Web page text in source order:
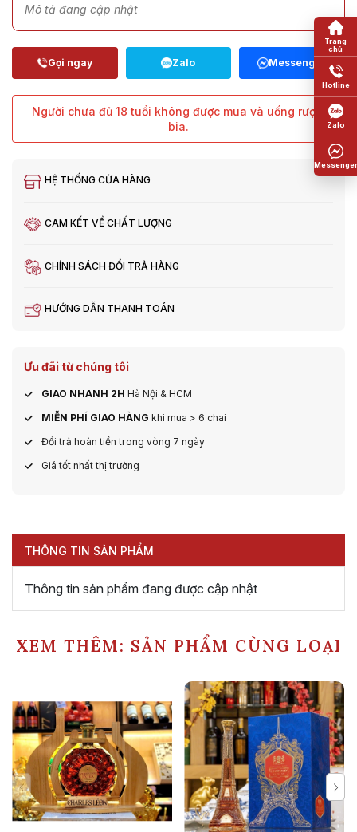
Mô tả đang cập nhật
Người chưa đủ 18 tuổi không được mua và uống rượu,
bia.
HỆ THỐNG CỬA HÀNG
CAM KẾT VỀ CHẤT LƯỢNG
CHÍNH SÁCH ĐỔI TRẢ HÀNG
HƯỚNG DẪN THANH TOÁN
Ưu đãi từ chúng tôi
GIAO NHANH 2H Hà Nội & HCM
MIỄN PHÍ GIAO HÀNG khi mua > 6 chai
Đổi trả hoàn tiền trong vòng 7 ngày
Giá tốt nhất thị trường
THÔNG TIN SẢN PHẨM
Thông tin sản phẩm đang được cập nhật
XEM THÊM: SẢN PHẨM CÙNG LOẠI